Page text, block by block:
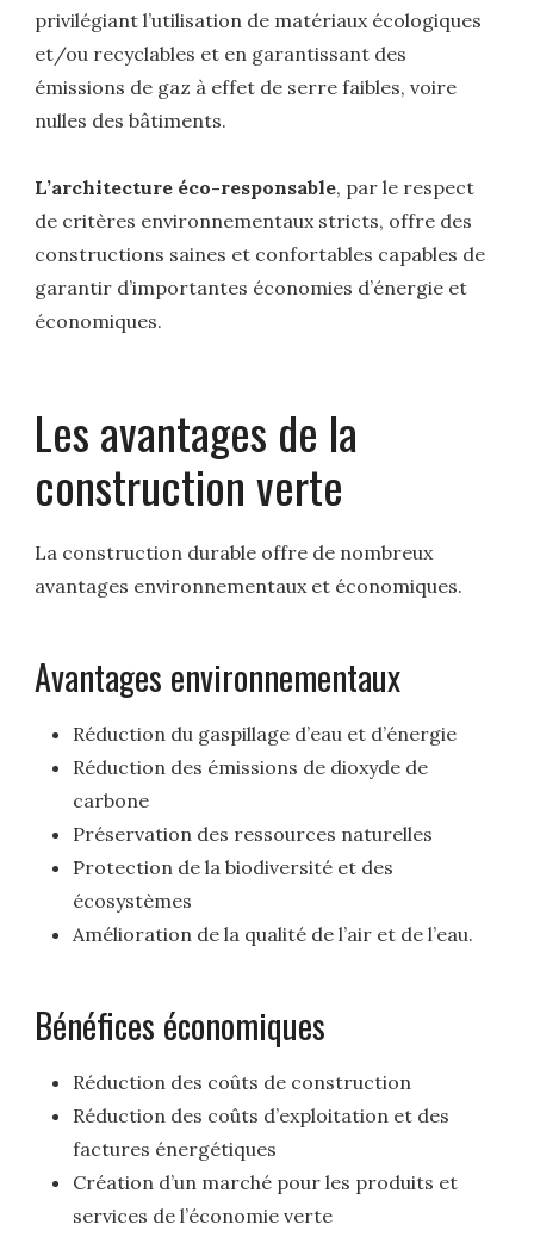
privilégiant l’utilisation de matériaux écologiques
et/ou recyclables et en garantissant des
émissions de gaz à effet de serre faibles, voire
nulles des bâtiments.
L’architecture éco-responsable, par le respect
de critères environnementaux stricts, offre des
constructions saines et confortables capables de
garantir d’importantes économies d’énergie et
économiques.
Les avantages de la
construction verte
La construction durable offre de nombreux
avantages environnementaux et économiques.
Avantages environnementaux
Réduction du gaspillage d’eau et d’énergie
Réduction des émissions de dioxyde de
carbone
Préservation des ressources naturelles
Protection de la biodiversité et des
écosystèmes
Amélioration de la qualité de l’air et de l’eau.
Bénéfices économiques
Réduction des coûts de construction
Réduction des coûts d’exploitation et des
factures énergétiques
Création d’un marché pour les produits et
services de l’économie verte